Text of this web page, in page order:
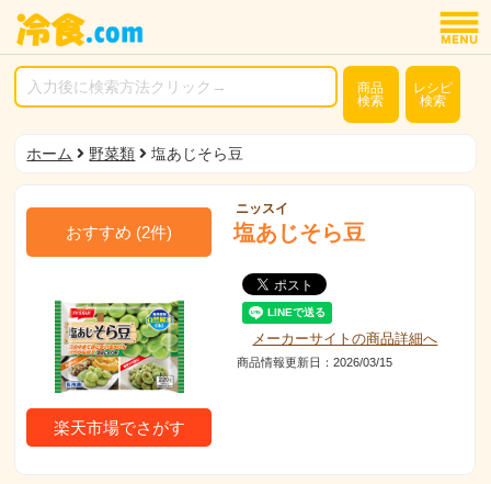
商品
検索
レシピ
検索
ホーム 野菜類 塩あじそら豆
おすすめ (2件)
楽天市場でさがす
ニッスイ
塩あじそら豆
メーカーサイトの商品詳細へ
商品情報更新日：2026/03/15